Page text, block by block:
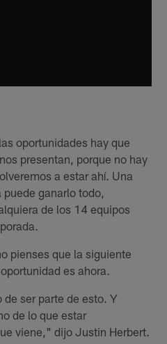
oportunidades hay que
presentan, porque no hay
a estar ahí. Una
ganarlo todo,
de los 14 equipos
pienses que la siguiente
es ahora.
ser parte de esto. Y
de lo que estar
viene," dijo Justin Herbert.